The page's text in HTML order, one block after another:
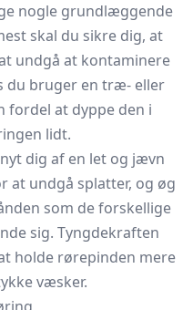
nogle grundlæggende
skal du sikre dig, at
undgå at kontaminere
du bruger en træ- eller
fordel at dyppe den i
lidt.
dig af en let og jævn
at undgå splatter, og øg
som de forskellige
sig. Tyngdekraften
holde rørepinden mere
væsker.